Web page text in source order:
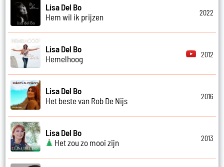
Lisa Del Bo
Hem wil ik prijzen
2022
Lisa Del Bo
Hemelhoog
2012
Lisa Del Bo
Het beste van Rob De Nijs
2016
Lisa Del Bo
Het zou zo mooi zijn
2013